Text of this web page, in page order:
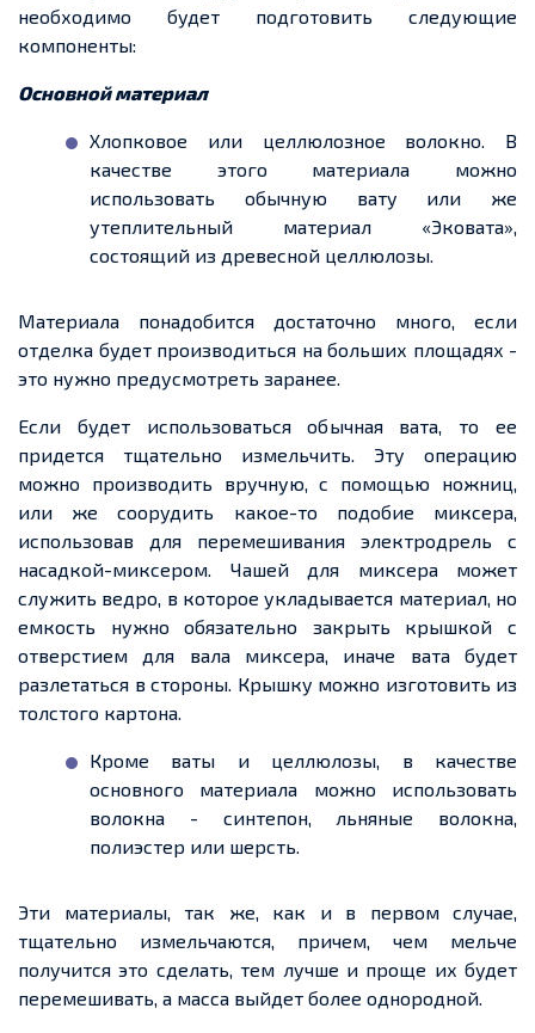
необходимо будет подготовить следующие
компоненты:
Основной материал
Хлопковое или целлюлозное волокно. В
качестве этого материала можно
использовать обычную вату или же
утеплительный материал «Эковата»,
состоящий из древесной целлюлозы.
Материала понадобится достаточно много, если
отделка будет производиться на больших площадях -
это нужно предусмотреть заранее.
Если будет использоваться обычная вата, то ее
придется тщательно измельчить. Эту операцию
можно производить вручную, с помощью ножниц,
или же соорудить какое-то подобие миксера,
использовав для перемешивания электродрель с
насадкой-миксером. Чашей для миксера может
служить ведро, в которое укладывается материал, но
емкость нужно обязательно закрыть крышкой с
отверстием для вала миксера, иначе вата будет
разлетаться в стороны. Крышку можно изготовить из
толстого картона.
Кроме ваты и целлюлозы, в качестве
основного материала можно использовать
волокна - синтепон, льняные волокна,
полиэстер или шерсть.
Эти материалы, так же, как и в первом случае,
тщательно измельчаются, причем, чем мельче
получится это сделать, тем лучше и проще их будет
перемешивать, а масса выйдет более однородной.